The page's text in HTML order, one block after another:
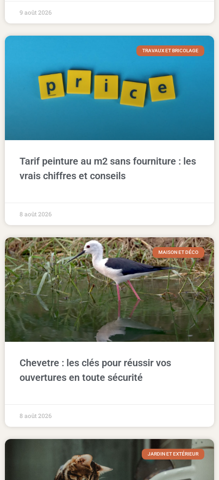
9 août 2026
TRAVAUX ET BRICOLAGE
Tarif peinture au m2 sans fourniture : les
vrais chiffres et conseils
8 août 2026
MAISON ET DÉCO
Chevetre : les clés pour réussir vos
ouvertures en toute sécurité
8 août 2026
JARDIN ET EXTÉRIEUR